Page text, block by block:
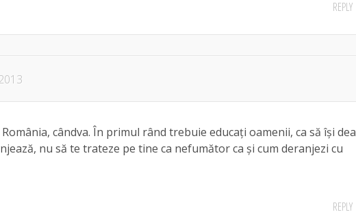
REPLY
cândva. În primul rând trebuie educați oamenii, ca să își dea
nu să te trateze pe tine ca nefumător ca și cum deranjezi cu
REPLY